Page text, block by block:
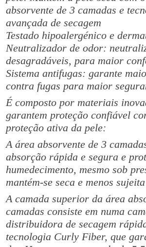
a
s
t
c
(
o
t
a
absorvente de 3 camadas e
avançada de secagem
Testado hipoalergénico e
Neutralizador de odor:
desagradáveis, para maior
Sistema antifugas: garante
contra fugas para maior
É composto por materiais
garantem proteção confiável
proteção ativa da pele:
A área absorvente de 3
absorção rápida e segura e
humedecimento, mesmo sob
mantém-se seca e menos
A camada superior da área
camadas consiste em numa
distribuidora de secagem
tecnologia Curly Fiber, que